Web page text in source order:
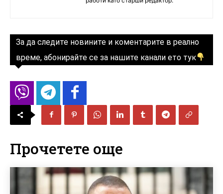
За да следите новините и коментарите в реално
време, абонирайте се за нашите канали ето тук
Прочетете още